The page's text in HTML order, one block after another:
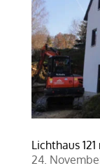
Lichthaus
24.